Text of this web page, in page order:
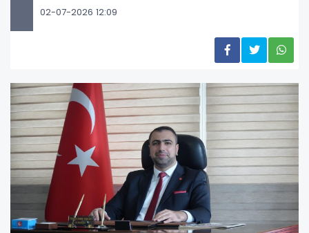
02-07-2026 12:09